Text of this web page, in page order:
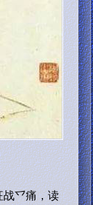
战乊痛，读